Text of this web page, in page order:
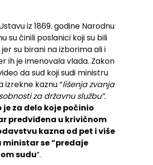
iz 1869. godine Narodnu
su činili poslanici koji su bili
su birani na izborima ali i
ih je imenovala vlada. Zakon
da sud koji sudi ministru
izrekne kaznu ”lišenja zvanja
za državnu službu”.
je za delo koje počinio
predviđena u krivičnom
kazna od pet i više
se ”predaje
sudu”.